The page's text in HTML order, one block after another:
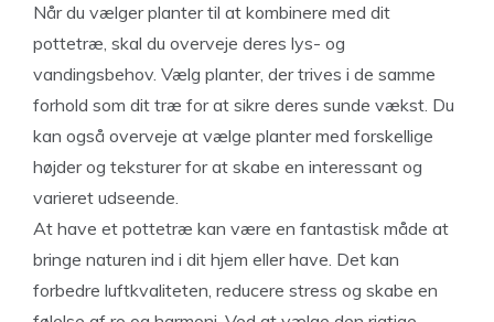
Når du vælger planter til at kombinere med dit
pottetræ, skal du overveje deres lys- og
vandingsbehov. Vælg planter, der trives i de samme
forhold som dit træ for at sikre deres sunde vækst. Du
kan også overveje at vælge planter med forskellige
højder og teksturer for at skabe en interessant og
varieret udseende.
At have et pottetræ kan være en fantastisk måde at
bringe naturen ind i dit hjem eller have. Det kan
forbedre luftkvaliteten, reducere stress og skabe en